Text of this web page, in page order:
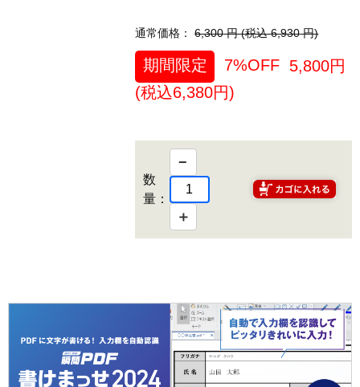
通常価格： 6,300円 (税込6,930円)
期間限定 7%OFF 5,800円
(税込6,380円)
数
量：
−
＋